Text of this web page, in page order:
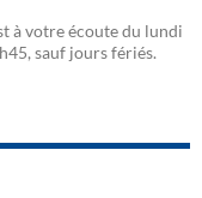
à votre écoute du lundi
sauf jours fériés.